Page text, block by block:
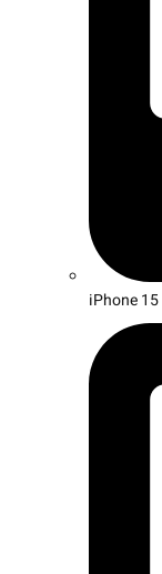
iPhone 15